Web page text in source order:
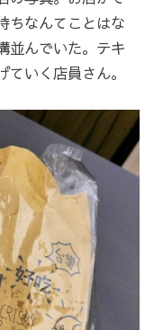
ちなんてことはな
並んでいた。テキ
いく店員さん。